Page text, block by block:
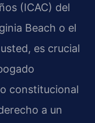
(ICAC) del
Beach o el
es crucial
constitucional
a un